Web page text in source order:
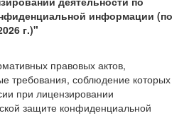
информации (по
г.)"
правовых актов,
требования, соблюдение которых
при лицензировании
защите конфиденциальной